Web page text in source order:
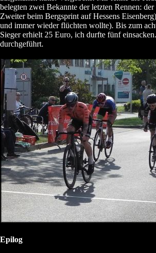
belegten zwei Bekannte der letzten Rennen:
Zweiter beim Bergsprint auf Hessens
und immer wieder flüchten wollte). Bis zum
Sieger erhielt 25 Euro, ich durfte fünf
durchgeführt.
Epilog